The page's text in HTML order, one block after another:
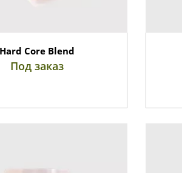
Hard Core Blend
Под заказ